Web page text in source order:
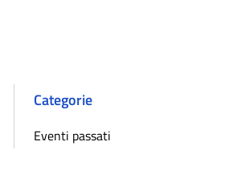
Categorie
Eventi passati